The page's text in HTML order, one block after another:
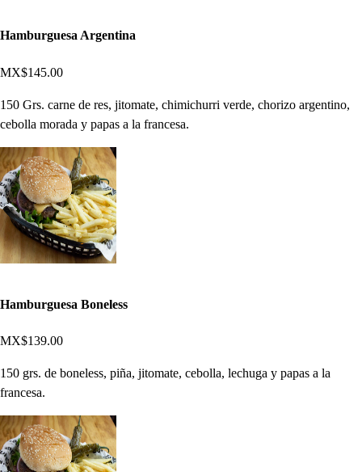
Hamburguesa Argentina
MX$145.00
150 Grs. carne de res, jitomate, chimichurri verde, chorizo argentino,
cebolla morada y papas a la francesa.
Hamburguesa Boneless
MX$139.00
150 grs. de boneless, piña, jitomate, cebolla, lechuga y papas a la
francesa.